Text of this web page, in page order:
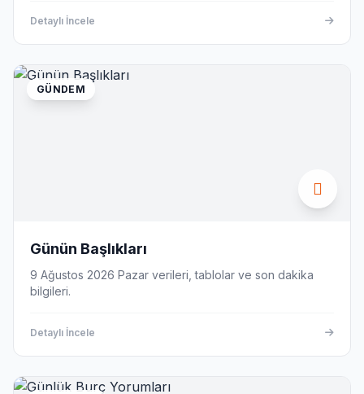
Detaylı İncele
GÜNDEM
Günün Başlıkları
9 Ağustos 2026 Pazar verileri, tablolar ve son dakika
bilgileri.
Detaylı İncele